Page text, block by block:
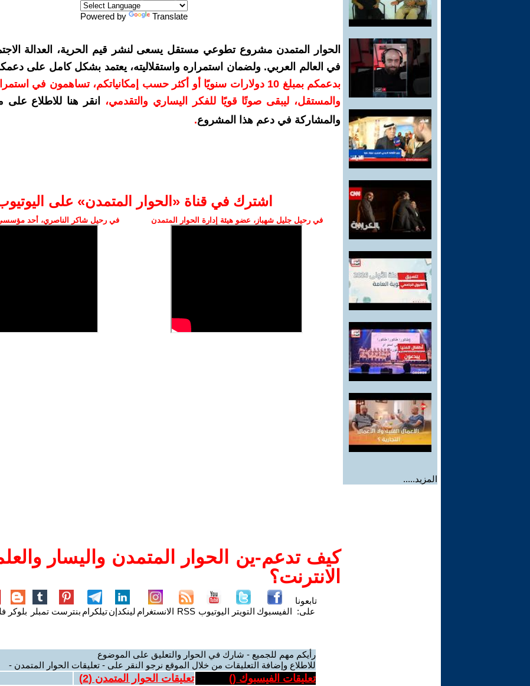
المزيد.....
Powered by Translate
الحوار المتمدن مشروع تطوعي مستقل يسعى لنشر قيم الحرية، العدالة
في العالم العربي. ولضمان استمراره واستقلاليته، يعتمد بشكل كامل على
بدعمكم بمبلغ 10 دولارات سنويًا أو أكثر حسب إمكانياتكم، تساهمون في
والمستقل، ليبقى صوتًا قويًا للفكر اليساري والتقدمي،
انقر هنا للاطلاع على
والمشاركة في دعم هذا المشروع.
اشترك في قناة ‫«الحوار المتمدن» على
في رحيل جليل شهباز، عضو هيئة إدارة الحوار المتمدن في رحيل شاكر الناصري، أحد مؤسسي
كيف تدعم-ين الحوار المتمدن واليسار
الانترنت؟
تابعونا
على: الفيسبوك التويتر اليوتيوب RSS الانستغرام لينكدإنتيلكرام بنترست تمبلر بلوكر
رأيكم مهم للجميع - شارك في الحوار والتعليق على الموضوع
للاطلاع وإضافة التعليقات من خلال الموقع نرجو النقر على - تعليقات الحوار المتمدن -
تعليقات الفيسبوك () تعليقات الحوار المتمدن (2
)